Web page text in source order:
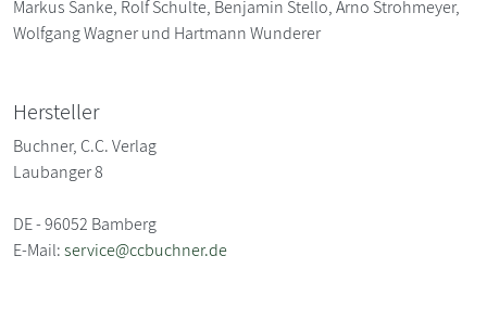
Markus Sanke, Rolf Schulte, Benjamin Stello, Arno Strohmeyer,
Wolfgang Wagner und Hartmann Wunderer
Hersteller
Buchner, C.C. Verlag
Laubanger 8
DE - 96052 Bamberg
E-Mail:service@ccbuchner.de